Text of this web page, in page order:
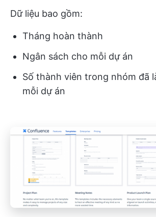
Dữ liệu bao gồm:
Tháng hoàn thành
Ngân sách cho mỗi dự án
Số thành viên trong nhóm đã
mỗi dự án